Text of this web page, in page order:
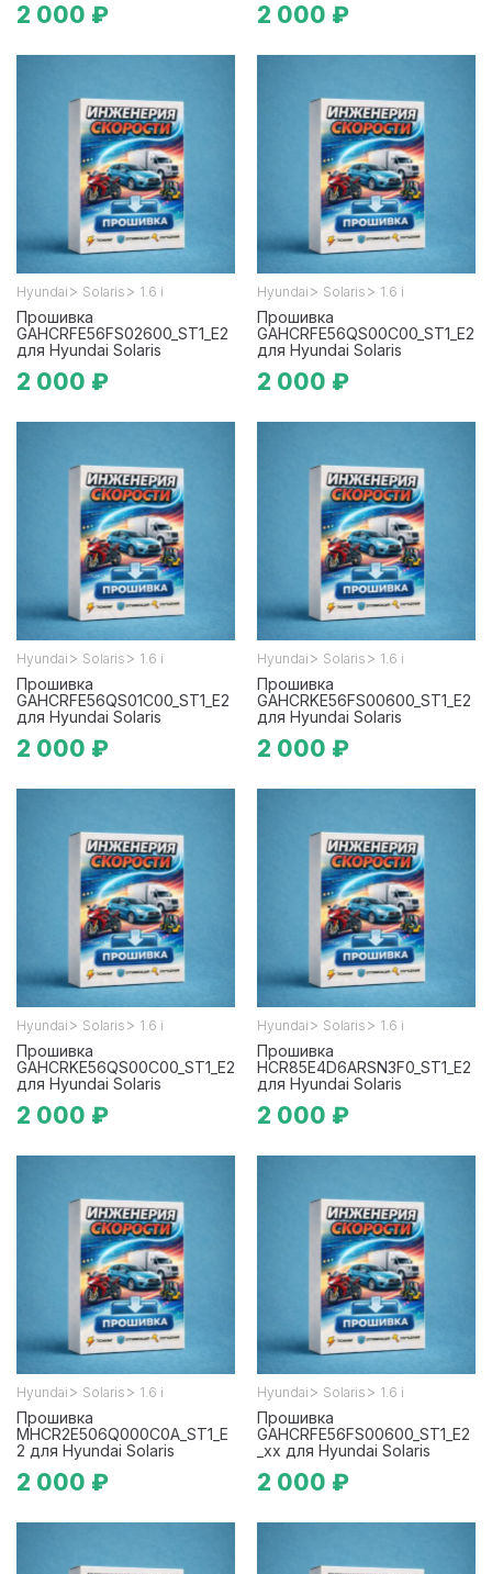
2 000 ₽ 2 000 ₽
Hyundai > Solaris > 1.6 i
Прошивка
GAHCRFE56FS02600_ST1_E2
для Hyundai Solaris
2 000 ₽
Hyundai > Solaris > 1.6 i
Прошивка
GAHCRFE56QS00C00_ST1_E2
для Hyundai Solaris
2 000 ₽
Hyundai > Solaris > 1.6 i
Прошивка
GAHCRFE56QS01C00_ST1_E2
для Hyundai Solaris
2 000 ₽
Hyundai > Solaris > 1.6 i
Прошивка
GAHCRKE56FS00600_ST1_E2
для Hyundai Solaris
2 000 ₽
Hyundai > Solaris > 1.6 i
Прошивка
GAHCRKE56QS00C00_ST1_E2
для Hyundai Solaris
2 000 ₽
Hyundai > Solaris > 1.6 i
Прошивка
HCR85E4D6ARSN3F0_ST1_E2
для Hyundai Solaris
2 000 ₽
Hyundai > Solaris > 1.6 i
Прошивка
MHCR2E506Q000C0A_ST1_E
2 для Hyundai Solaris
2 000 ₽
Hyundai > Solaris > 1.6 i
Прошивка
GAHCRFE56FS00600_ST1_E2
_xx для Hyundai Solaris
2 000 ₽